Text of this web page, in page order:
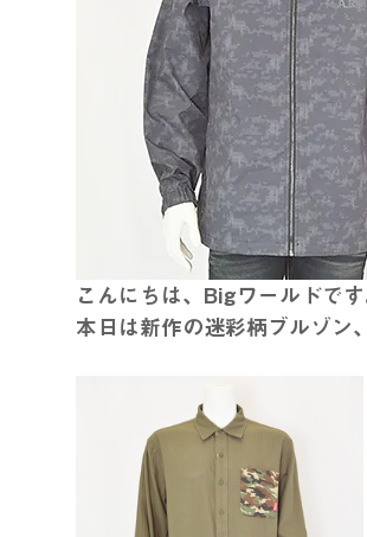
こんにちは、Bigワールドです
本日は新作の迷彩柄ブルゾン